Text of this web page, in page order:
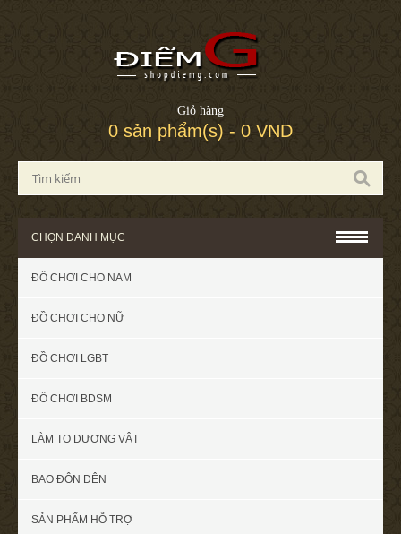
Giỏ hàng
0 sản phẩm(s) - 0 VND
CHỌN DANH MỤC
ĐỒ CHƠI CHO NAM
ĐỒ CHƠI CHO NỮ
ĐỒ CHƠI LGBT
ĐỒ CHƠI BDSM
LÀM TO DƯƠNG VẬT
BAO ĐÔN DÊN
SẢN PHẨM HỖ TRỢ